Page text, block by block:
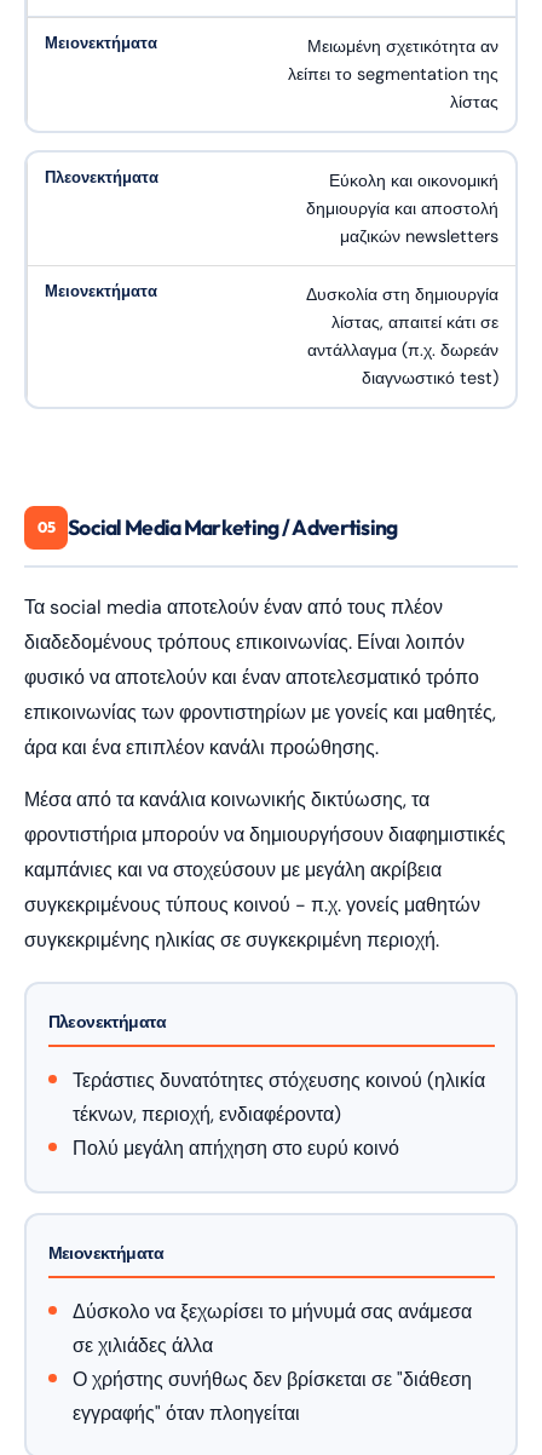
Μειωμένη σχετικότητα αν
λείπει το segmentation της
λίστας
Εύκολη και οικονομική
δημιουργία και αποστολή
μαζικών newsletters
Δυσκολία στη δημιουργία
λίστας, απαιτεί κάτι σε
αντάλλαγμα (π.χ. δωρεάν
διαγνωστικό test)
05 Social Media Marketing / Advertising
Τα social media αποτελούν έναν από τους πλέον
διαδεδομένους τρόπους επικοινωνίας. Είναι λοιπόν
φυσικό να αποτελούν και έναν αποτελεσματικό τρόπο
επικοινωνίας των φροντιστηρίων με γονείς και μαθητές,
άρα και ένα επιπλέον κανάλι προώθησης.
Μέσα από τα κανάλια κοινωνικής δικτύωσης, τα
φροντιστήρια μπορούν να δημιουργήσουν διαφημιστικές
καμπάνιες και να στοχεύσουν με μεγάλη ακρίβεια
συγκεκριμένους τύπους κοινού - π.χ. γονείς μαθητών
συγκεκριμένης ηλικίας σε συγκεκριμένη περιοχή.
Πλεονεκτήματα
Τεράστιες δυνατότητες στόχευσης κοινού (ηλικία
τέκνων, περιοχή, ενδιαφέροντα)
Πολύ μεγάλη απήχηση στο ευρύ κοινό
Μειονεκτήματα
Δύσκολο να ξεχωρίσει το μήνυμά σας ανάμεσα
σε χιλιάδες άλλα
Ο χρήστης συνήθως δεν βρίσκεται σε "διάθεση
εγγραφής" όταν πλοηγείται